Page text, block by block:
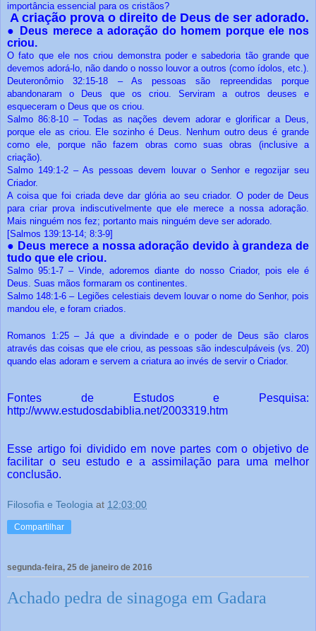
importância essencial para os cristãos?
A criação prova o direito de Deus de ser adorado.
●
Deus merece a adoração do homem porque ele nos
criou.
O fato que ele nos criou demonstra poder e sabedoria tão grande que
devemos adorá-lo, não dando o nosso louvor a outros (como ídolos, etc.).
Deuteronômio 32:15-18 – As pessoas são repreendidas porque
abandonaram o Deus que os criou. Serviram a outros deuses e
esqueceram o Deus que os criou.
Salmo 86:8-10 – Todas as nações devem adorar e glorificar a Deus,
porque ele as criou. Ele sozinho é Deus. Nenhum outro deus é grande
como ele, porque não fazem obras como suas obras (inclusive a
criação).
Salmo 149:1-2 – As pessoas devem louvar o Senhor e regozijar seu
Criador.
A coisa que foi criada deve dar glória ao seu criador. O poder de Deus
para criar prova indiscutivelmente que ele merece a nossa adoração.
Mais ninguém nos fez; portanto mais ninguém deve ser adorado.
[Salmos 139:13-14; 8:3-9]
● Deus merece a nossa adoração devido à grandeza de
tudo que ele criou.
Salmo 95:1-7 – Vinde, adoremos diante do nosso Criador, pois ele é
Deus. Suas mãos formaram os continentes.
Salmo 148:1-6 – Legiões celestiais devem louvar o nome do Senhor, pois
mandou ele, e foram criados.
Romanos 1:25 – Já que a divindade e o poder de Deus são claros
através das coisas que ele criou, as pessoas são indesculpáveis (vs. 20)
quando elas adoram e servem a criatura ao invés de servir o Criador.
Fontes de Estudos e Pesquisa:
http://www.estudosdabiblia.net/2003319.htm
Esse artigo foi dividido em nove partes com o objetivo de
facilitar o seu estudo e a assimilação para uma melhor
conclusão.
Filosofia e Teologia at 12:03:00
Compartilhar
segunda-feira, 25 de janeiro de 2016
Achado pedra de sinagoga em Gadara